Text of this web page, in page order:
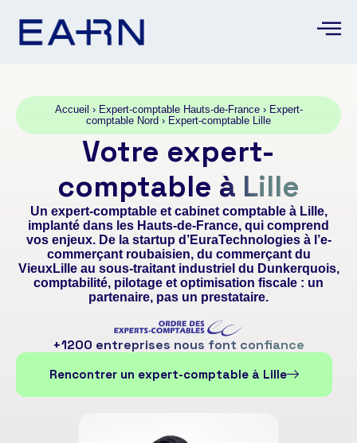
Accueil › Expert-comptable Hauts-de-France› Expert-
comptable Nord › Expert-comptable Lille
Votre expert-
comptable à Lille
Un expert-comptable et cabinet comptable à Lille,
implanté dans les Hauts-de-France, qui comprend
vos enjeux. De la startup d’EuraTechnologies à l’e-
commerçant roubaisien, du commerçant du
VieuxLille au sous-traitant industriel du Dunkerquois,
comptabilité, pilotage et optimisation fiscale : un
partenaire, pas un prestataire.
+1200 entreprises nous font confiance
Rencontrer un expert-comptable à Lille